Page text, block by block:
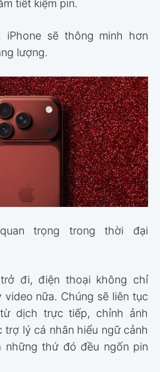
tiết kiệm pin.
iPhone sẽ thông minh hơn
lượng.
trọng trong thời đại
đi, điện thoại không chỉ
nữa. Chúng sẽ liên tục
dịch trực tiếp, chỉnh ảnh
trợ lý cá nhân hiểu ngữ cảnh
những thứ đó đều ngốn pin